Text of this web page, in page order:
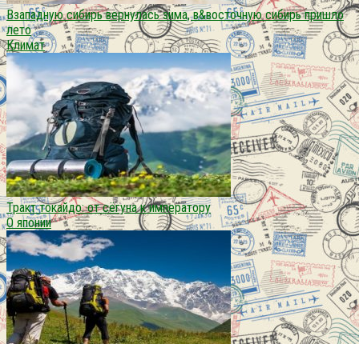
Взападную сибирь вернулась зима, в&восточную сибирь пришло
лето
Климат
Тракт токайдо: от сёгуна к императору
О японии